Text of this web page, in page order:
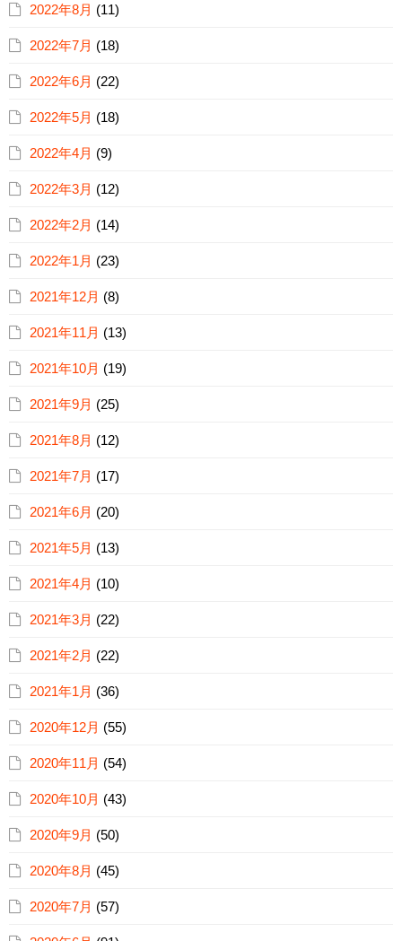
2022年8月 (11)
2022年7月 (18)
2022年6月 (22)
2022年5月 (18)
2022年4月 (9)
2022年3月 (12)
2022年2月 (14)
2022年1月 (23)
2021年12月 (8)
2021年11月 (13)
2021年10月 (19)
2021年9月 (25)
2021年8月 (12)
2021年7月 (17)
2021年6月 (20)
2021年5月 (13)
2021年4月 (10)
2021年3月 (22)
2021年2月 (22)
2021年1月 (36)
2020年12月 (55)
2020年11月 (54)
2020年10月 (43)
2020年9月 (50)
2020年8月 (45)
2020年7月 (57)